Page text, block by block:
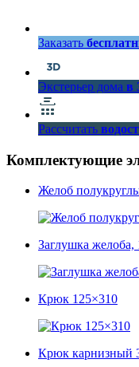
Заказать
Экстерьер дома в
Рассчитать
Комплектующие
Желоб
Заглушка
Крюк 125×310
Крюк карнизный